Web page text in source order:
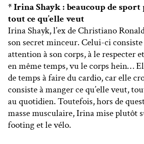
* Irina Shayk : beaucoup de
tout ce qu’elle veut
Irina Shayk, l’ex de Christiano
son secret minceur. Celui-ci
attention à son corps, à le respecter
en même temps, vu le corps hein…
de temps à faire du cardio, car elle
consiste à manger ce qu’elle veut,
au quotidien. Toutefois, hors de
masse musculaire, Irina mise plutôt
footing et le vélo.